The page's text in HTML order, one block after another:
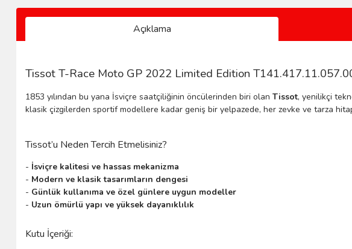
Açıklama
Tissot T-Race Moto GP 2022 Limited Edition T141.417.11.057.00
1853 yılından bu yana İsviçre saatçiliğinin öncülerinden biri olan Tissot, yenilikçi
klasik çizgilerden sportif modellere kadar geniş bir yelpazede, her zevke ve tarza
Tissot’u Neden Tercih Etmelisiniz?
- İsviçre kalitesi ve hassas mekanizma
- Modern ve klasik tasarımların dengesi
- Günlük kullanıma ve özel günlere uygun modeller
- Uzun ömürlü yapı ve yüksek dayanıklılık
Kutu İçeriği: